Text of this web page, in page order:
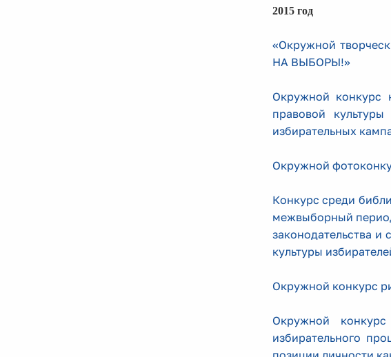
2015 год
«Окружной
НА ВЫБОРЫ!»
Окружной конкурс
правовой
избирательных
Окружной
Конкурс среди
межвыборный
законодательства
культуры
Окружной конкурс
Окружной
избирательного